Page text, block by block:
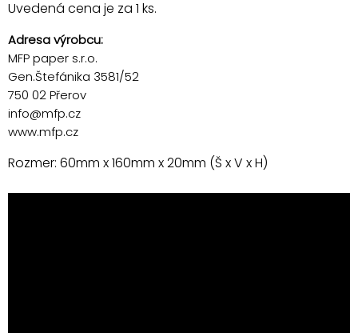
Uvedená cena je za 1 ks.
Adresa výrobcu:
MFP paper s.r.o.
Gen.Štefánika 3581/52
750 02 Přerov
info@mfp.cz
www.mfp.cz
Rozmer: 60mm x 160mm x 20mm (Š x V x H)